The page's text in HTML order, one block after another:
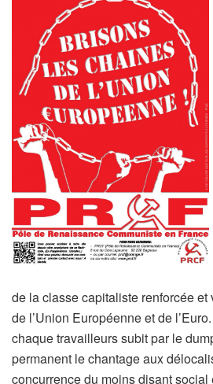
de la classe capitaliste renforcée
de l’Union Européenne et de
chaque travailleurs subit par le
permanent le chantage aux
concurrence du moins disant